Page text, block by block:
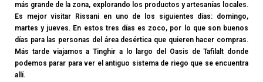
más grande de la zona, explorando los productos y artesanías locales.
Es mejor visitar Rissani en uno de los siguientes días: domingo,
martes y jueves. En estos tres días es zoco, por lo que son buenos
días para las personas del área desértica que quieren hacer compras.
Más tarde viajamos a Tinghir a lo largo del Oasis de Tafilalt donde
podemos parar para ver el antiguo sistema de riego que se encuentra
allí.